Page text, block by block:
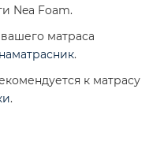
Nea Foam.
матраса
наматрасник.
к матрасу
.